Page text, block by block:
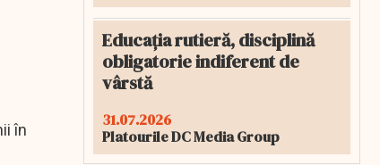
în
Educația rutieră, disciplină
obligatorie indiferent de
vârstă
31.07.2026
Platourile DC Media Group